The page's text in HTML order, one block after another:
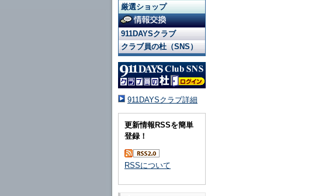
厳選ショップ
911DAYSクラブ
クラブ員の杜（SNS）
911DAYSクラブ詳細
更新情報RSSを簡単
登録！
RSSについて